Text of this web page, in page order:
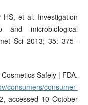
HS, et al. Investigation
microbiological
Sci 2013; 35: 375–
Safely | FDA.
consumers/consumer-
accessed 10 October